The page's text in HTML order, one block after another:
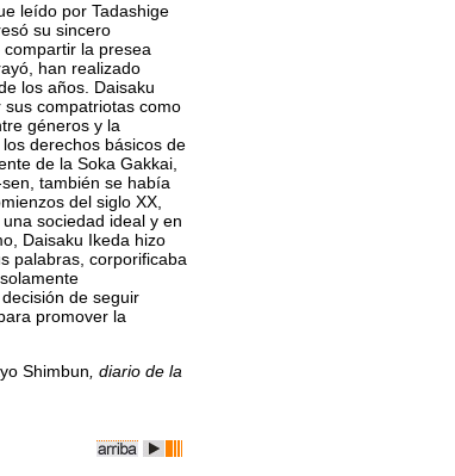
leído por Tadashige
su sincero
la presea
han realizado
los años. Daisaku
compatriotas como
géneros y la
derechos básicos de
de la Soka Gakkai,
también se había
del siglo XX,
sociedad ideal y en
Daisaku Ikeda hizo
palabras, corporificaba
de seguir
promover la
Shimbun , diario de la